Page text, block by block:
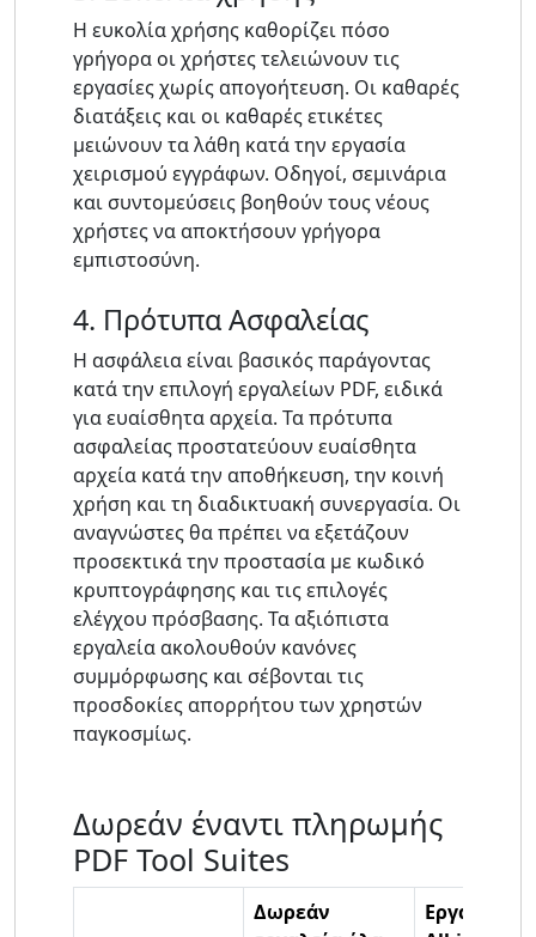
Η ευκολία χρήσης καθορίζει πόσο
γρήγορα οι χρήστες τελειώνουν τις
εργασίες χωρίς απογοήτευση. Οι καθαρές
διατάξεις και οι καθαρές ετικέτες
μειώνουν τα λάθη κατά την εργασία
χειρισμού εγγράφων. Οδηγοί, σεμινάρια
και συντομεύσεις βοηθούν τους νέους
χρήστες να αποκτήσουν γρήγορα
εμπιστοσύνη.
4. Πρότυπα Ασφαλείας
Η ασφάλεια είναι βασικός παράγοντας
κατά την επιλογή εργαλείων PDF, ειδικά
για ευαίσθητα αρχεία. Τα πρότυπα
ασφαλείας προστατεύουν ευαίσθητα
αρχεία κατά την αποθήκευση, την κοινή
χρήση και τη διαδικτυακή συνεργασία. Οι
αναγνώστες θα πρέπει να εξετάζουν
προσεκτικά την προστασία με κωδικό
κρυπτογράφησης και τις επιλογές
ελέγχου πρόσβασης. Τα αξιόπιστα
εργαλεία ακολουθούν κανόνες
συμμόρφωσης και σέβονται τις
προσδοκίες απορρήτου των χρηστών
παγκοσμίως.
Δωρεάν έναντι πληρωμής
PDF Tool Suites
Δωρεάν
Εργαλεία